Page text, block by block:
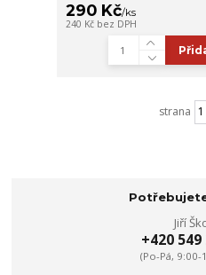
290 Kč/ks
240 Kč bez DPH
strana
Jiří
+420 549
(Po-Pá,